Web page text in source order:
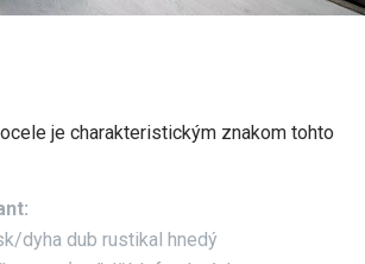
je charakteristickým znakom tohto
dyha dub rustikal hnedý